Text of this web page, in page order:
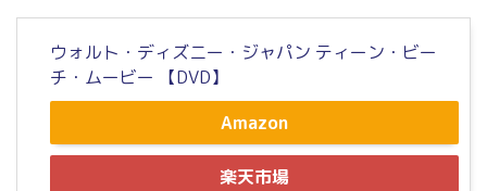
ウォルト・ディズニー・ジャパン ティーン・ビー
チ・ムービー 【DVD】
Amazon
楽天市場